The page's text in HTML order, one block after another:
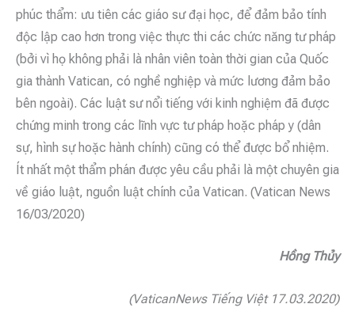
phúc thẩm: ưu tiên các giáo sư đại học, để đảm bảo tính
độc lập cao hơn trong việc thực thi các chức năng tư pháp
(bởi vì họ không phải là nhân viên toàn thời gian của Quốc
gia thành Vatican, có nghề nghiệp và mức lương đảm bảo
bên ngoài). Các luật sư nổi tiếng với kinh nghiệm đã được
chứng minh trong các lĩnh vực tư pháp hoặc pháp y (dân
sự, hình sự hoặc hành chính) cũng có thể được bổ nhiệm.
Ít nhất một thẩm phán được yêu cầu phải là một chuyên gia
về giáo luật, nguồn luật chính của Vatican. (Vatican News
16/03/2020)
Hồng Thủy
(VaticanNews Tiếng Việt 17.03.2020)